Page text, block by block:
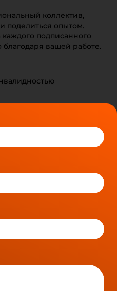
коллектив,
поделиться опытом.
подписанного
вашей работе.